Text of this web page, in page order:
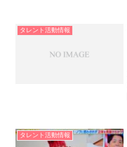
タレント活動情報
タレント活動情報